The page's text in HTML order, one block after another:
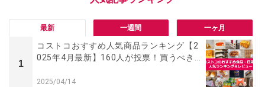
最新 一週間 一ヶ月
1
コストコおすすめ人気商品ランキング【2
025年4月最新】160人が投票！買うべき...
2025/04/14